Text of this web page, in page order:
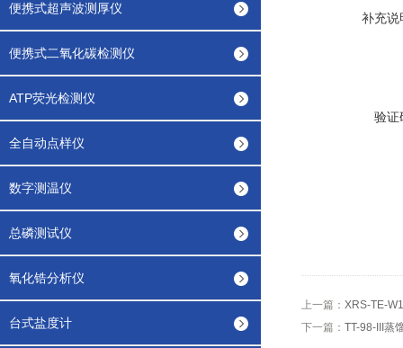
便携式超声波测厚仪
便携式二氧化碳检测仪
ATP荧光检测仪
全自动点样仪
数字测温仪
总磷测试仪
氧化锆分析仪
台式盐度计
补充说
验证
上一篇： XRS-TE-
下一篇： TT-98-III蒸